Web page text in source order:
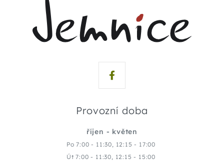
Provozní doba
říjen - květen
Po 7:00 - 11:30, 12:15 - 17:00
Út 7:00 - 11:30, 12:15 - 15:00